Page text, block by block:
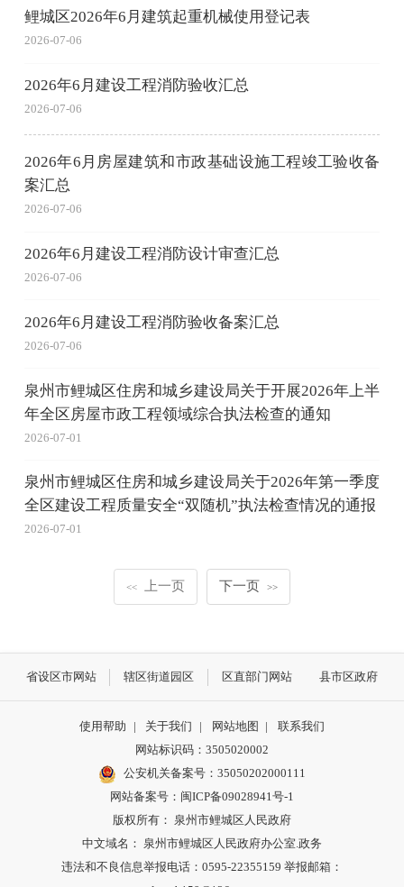
鲤城区2026年6月建筑起重机械使用登记表
2026-07-06
2026年6月建设工程消防验收汇总
2026-07-06
2026年6月房屋建筑和市政基础设施工程竣工验收备
案汇总
2026-07-06
2026年6月建设工程消防设计审查汇总
2026-07-06
2026年6月建设工程消防验收备案汇总
2026-07-06
泉州市鲤城区住房和城乡建设局关于开展2026年上半
年全区房屋市政工程领域综合执法检查的通知
2026-07-01
泉州市鲤城区住房和城乡建设局关于2026年第一季度
全区建设工程质量安全“双随机”执法检查情况的通报
2026-07-01
<< 上一页 下一页 >>
省设区市网站 辖区街道园区 区直部门网站 县市区政府
使用帮助 | 关于我们 | 网站地图 |
联系我们
网站标识码：3505020002
公安机关备案号：35050202000111
网站备案号：闽ICP备09028941号-1
版权所有： 泉州市鲤城区人民政府
中文域名： 泉州市鲤城区人民政府办公室.政务
违法和不良信息举报电话：0595-22355159 举报邮箱：